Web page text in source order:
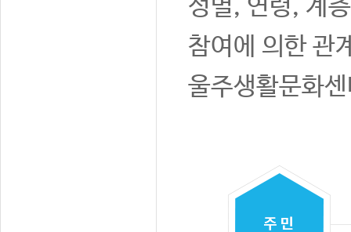
성별, 연령, 계
참여에 의한 관
울주생활문화